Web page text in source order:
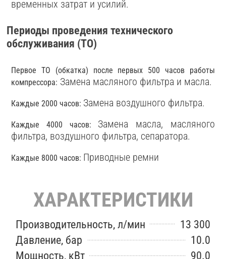
временных затрат и усилий.
Периоды проведения технического
обслуживания (ТО)
Первое ТО (обкатка) после первых 500 часов работы
компрессора: Замена масляного фильтра и масла.
Каждые 2000 часов: Замена воздушного фильтра.
Каждые 4000 часов: Замена масла, масляного
фильтра, воздушного фильтра, сепаратора.
Каждые 8000 часов: Приводные ремни
ХАРАКТЕРИСТИКИ
Производительность, л/мин
13 300
Давление, бар
10.0
Мощность, кВт
90.0